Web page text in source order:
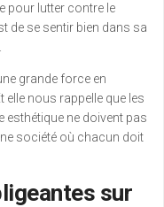
pour lutter contre le
de se sentir bien dans sa
grande force en
nous rappelle que les
esthétique ne doivent pas
société où chacun doit
sur